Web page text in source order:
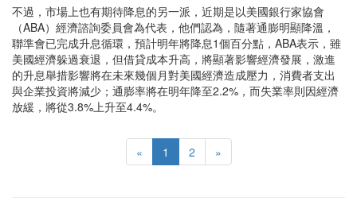
不過，市場上也有期待降息的另一派，近期是以美國銀行家協會
（ABA）經濟諮詢委員會為代表，他們認為，隨著通膨明顯降溫，
聯準會已完成升息循環，預計明年將降息1個百分點，ABA表示，雖
美國經濟躲過衰退，但借貸成本升高，將顯著影響經濟發展，激進
的升息舉措影響將在未來幾個月對美國經濟造成壓力，消費者支出
與企業投資將減少；通膨率將在明年降至2.2%，而失業率則因經濟
放緩，將從3.8%上升至4.4%。
« 1 2 »